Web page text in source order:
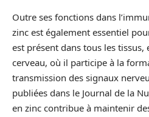
Outre ses fonctions dans
zinc est également essentiel
est présent dans tous les
cerveau, où il participe à la
transmission des signaux
publiées dans le Journal de la
en zinc contribue à maintenir